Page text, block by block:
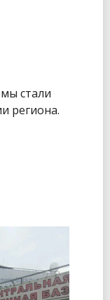
стали
региона.